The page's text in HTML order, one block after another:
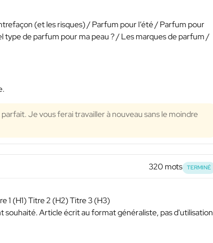
(et les risques) / Parfum pour l’été / Parfum pour
type de parfum pour ma peau ? / Les marques de parfum /
Je vous ferai travailler à nouveau sans le moindre
320 mots TERMINÉ
1 (H1) Titre 2 (H2) Titre 3 (H3)
souhaité. Article écrit au format généraliste, pas d'utilisation